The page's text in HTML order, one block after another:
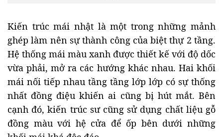
Kiến trúc mái nhật là một trong những mảnh
ghép làm nên sự thành công của biệt thự 2 tầng.
Hệ thống mái màu xanh được thiết kế với độ dốc
vừa phải, mở ra các hướng khác nhau. Hai khối
mái nối tiếp nhau tầng tầng lớp lớp có sự thống
nhất đồng điệu khiến ai cũng bị hút mắt. Bên
cạnh đó, kiến trúc sư cũng sử dụng chất liệu gỗ
đồng màu với hệ cửa để ốp bên dưới những